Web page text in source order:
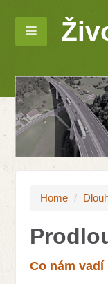
Home /
Co nám